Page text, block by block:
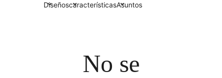
DiseñoscaracterísticasAsuntos
No se